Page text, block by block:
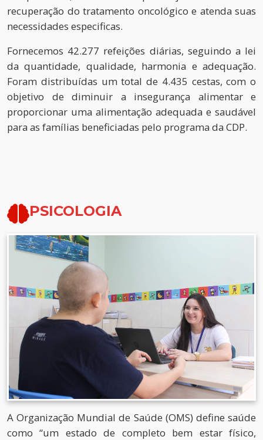
recuperação do tratamento oncológico e atenda suas
necessidades especificas.
Fornecemos 42.277 refeições diárias, seguindo a lei
da quantidade, qualidade, harmonia e adequação.
Foram distribuídas um total de 4.435 cestas, com o
objetivo de diminuir a insegurança alimentar e
proporcionar uma alimentação adequada e saudável
para as famílias beneficiadas pelo programa da CDP.
PSICOLOGIA
A Organização Mundial de Saúde (OMS) define saúde
como “um estado de completo bem estar físico,